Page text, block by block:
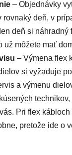
– Objednávky
rovnaký deň, v
deň si náhradný
už môžete mať
– Výmena flex
si vyžaduje
a výmenu
Pri flex kábloch
pretože ide o